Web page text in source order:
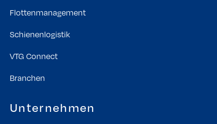
Flottenmanagement
Schienenlogistik
VTG Connect
Branchen
Unternehmen